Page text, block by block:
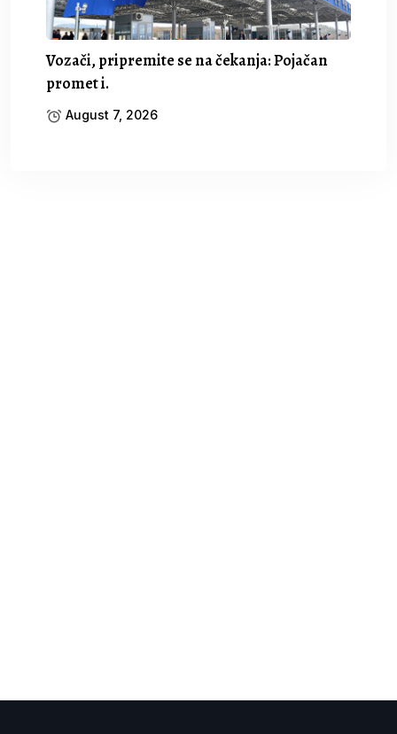
Vozači, pripremite se na čekanja: Pojačan
promet i.
August 7, 2026